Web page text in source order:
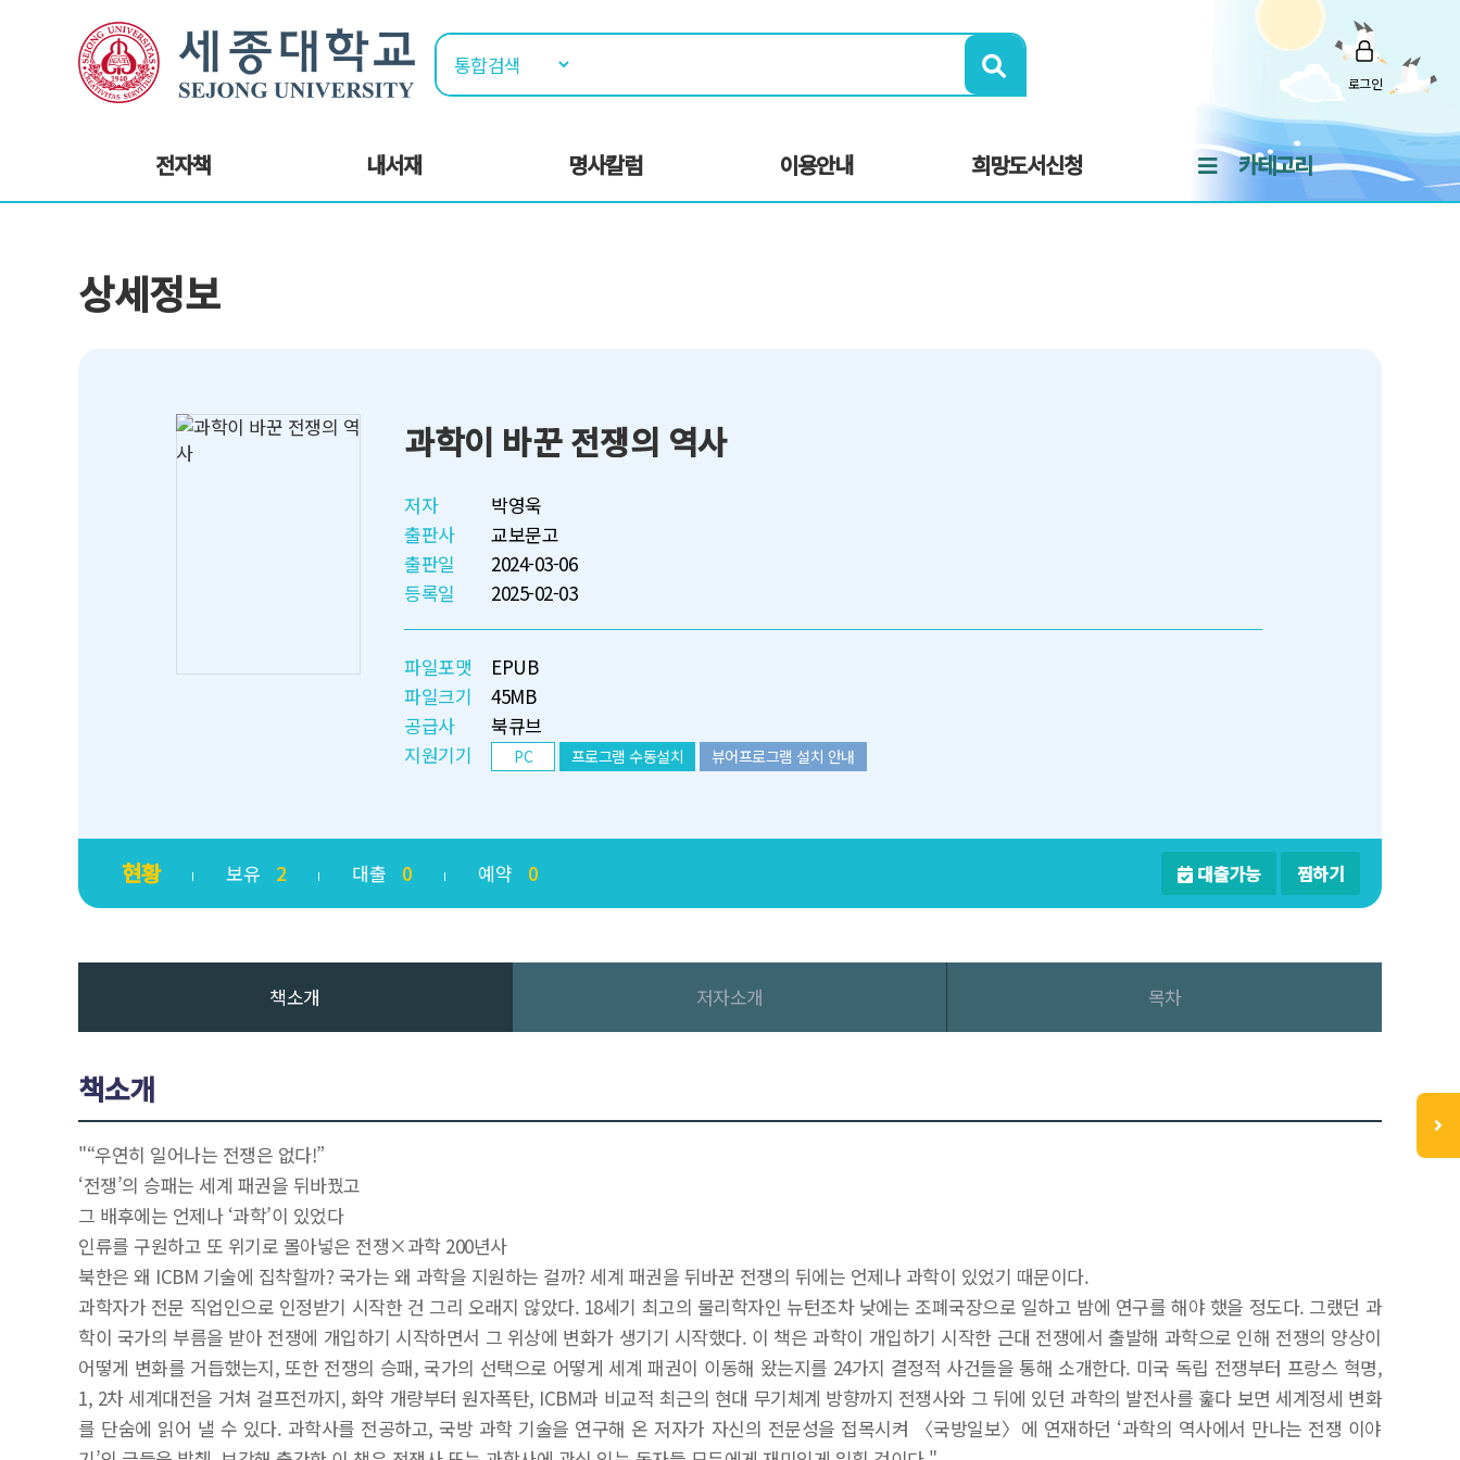
로그인
전자책 내서재 명사칼럼 이용안내 희망도서신청 카테고리
상세정보
과학이 바꾼 전쟁의 역사
저자
박영욱
출판사
교보문고
출판일
2024-03-06
등록일
2025-02-03
파일포맷
EPUB
파일크기
45MB
공급사
북큐브
지원기기
PC 프로그램 수동설치 뷰어프로그램 설치 안내
현황 보유 2 대출 0 예약 0 대출가능 찜하기
책소개 저자소개 목차
책소개
"“우연히 일어나는 전쟁은 없다!”
‘전쟁’의 승패는 세계 패권을 뒤바꿨고
그 배후에는 언제나 ‘과학’이 있었다
인류를 구원하고 또 위기로 몰아넣은 전쟁×과학 200년사
북한은 왜 ICBM 기술에 집착할까? 국가는 왜 과학을 지원하는 걸까? 세계 패권을 뒤바꾼 전쟁의 뒤에는 언제나 과학이 있었기 때문이다.
과학자가 전문 직업인으로 인정받기 시작한 건 그리 오래지 않았다. 18세기 최고의 물리학자인 뉴턴조차 낮에는 조폐국장으로 일하고 밤에 연구를 해야 했을 정도다. 그랬던 과
학이 국가의 부름을 받아 전쟁에 개입하기 시작하면서 그 위상에 변화가 생기기 시작했다. 이 책은 과학이 개입하기 시작한 근대 전쟁에서 출발해 과학으로 인해 전쟁의 양상이
어떻게 변화를 거듭했는지, 또한 전쟁의 승패, 국가의 선택으로 어떻게 세계 패권이 이동해 왔는지를 24가지 결정적 사건들을 통해 소개한다. 미국 독립 전쟁부터 프랑스 혁명,
1, 2차 세계대전을 거쳐 걸프전까지, 화약 개량부터 원자폭탄, ICBM과 비교적 최근의 현대 무기체계 방향까지 전쟁사와 그 뒤에 있던 과학의 발전사를 훑다 보면 세계정세 변화
를 단숨에 읽어 낼 수 있다. 과학사를 전공하고, 국방 과학 기술을 연구해 온 저자가 자신의 전문성을 접목시켜 〈국방일보〉에 연재하던 ‘과학의 역사에서 만나는 전쟁 이야